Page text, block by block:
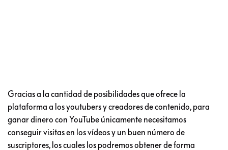
Gracias a la cantidad de posibilidades que ofrece la
plataforma a los youtubers y creadores de contenido, para
ganar dinero con YouTube únicamente necesitamos
conseguir visitas en los vídeos y un buen número de
suscriptores, los cuales los podremos obtener de forma